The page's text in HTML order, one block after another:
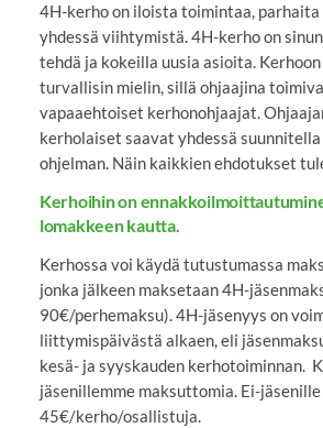
4H-kerho on iloista toimintaa,
yhdessä viihtymistä. 4H-kerho on
tehdä ja kokeilla uusia asioita.
turvallisin mielin, sillä ohjaajina
vapaaehtoiset kerhonohjaajat.
kerholaiset saavat yhdessä
ohjelman. Näin kaikkien ehdotukset
Kerhoihin on
lomakkeen kautta.
Kerhossa voi käydä tutustumassa
jonka jälkeen maksetaan 4H-
90€/perhemaksu). 4H-jäsenyys on
liittymispäivästä alkaen, eli
kesä- ja syyskauden kerhotoiminnan.
jäsenillemme maksuttomia. Ei-
45€/kerho/osallistuja.